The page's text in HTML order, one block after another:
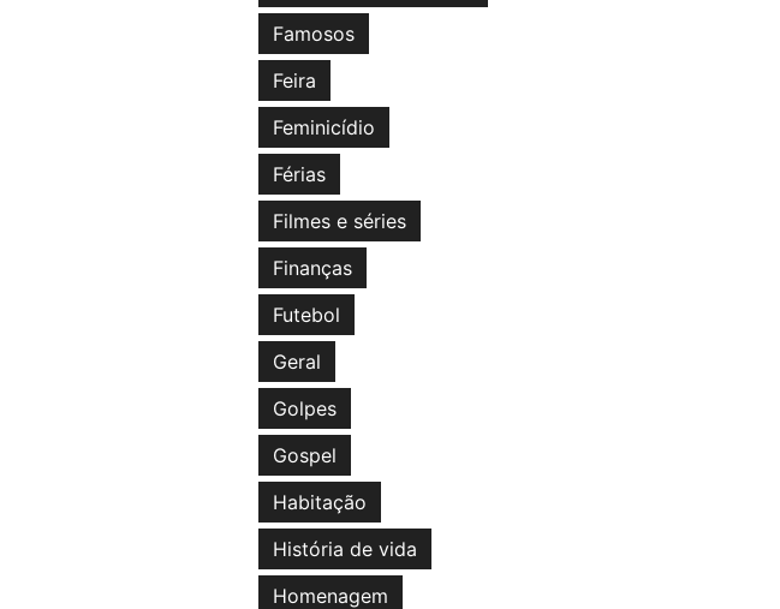
Famosos
Feira
Feminicídio
Férias
Filmes e séries
Finanças
Futebol
Geral
Golpes
Gospel
Habitação
História de vida
Homenagem